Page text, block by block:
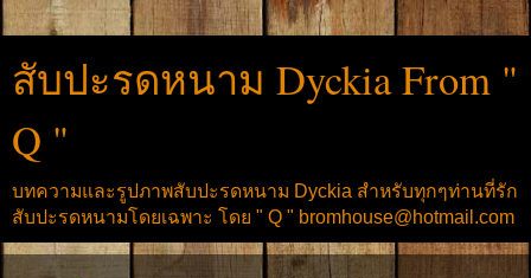
สับปะรดหนาม Dyckia From "
Q "
บทความและรูปภาพสับปะรดหนาม Dyckia สำหรับทุกๆท่านที่รัก
สับปะรดหนามโดยเฉพาะ โดย " Q " bromhouse@hotmail.com